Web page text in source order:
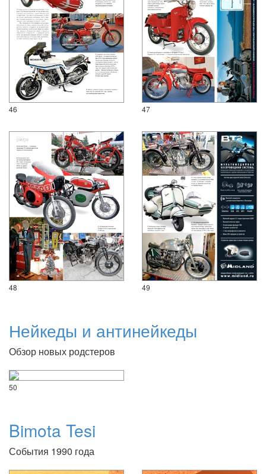
46 47
48 49
Нейкеды и антинейкеды
Обзор новых родстеров
50
Bimota Tesi
События 1990 года